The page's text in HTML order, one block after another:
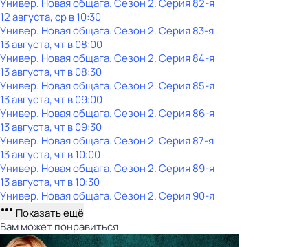
Универ. Новая общага. Сезон 2. Серия 82-я
12 августа, ср в 10:30
Универ. Новая общага. Сезон 2. Серия 83-я
13 августа, чт в 08:00
Универ. Новая общага. Сезон 2. Серия 84-я
13 августа, чт в 08:30
Универ. Новая общага. Сезон 2. Серия 85-я
13 августа, чт в 09:00
Универ. Новая общага. Сезон 2. Серия 86-я
13 августа, чт в 09:30
Универ. Новая общага. Сезон 2. Серия 87-я
13 августа, чт в 10:00
Универ. Новая общага. Сезон 2. Серия 89-я
13 августа, чт в 10:30
Универ. Новая общага. Сезон 2. Серия 90-я
Показать ещё
Вам может понравиться